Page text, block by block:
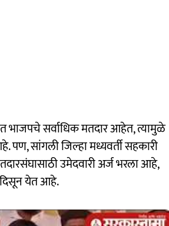
भाजपचे सर्वाधिक मतदार आहेत, त्यामुळे
पण, सांगली जिल्हा मध्यवर्ती सहकारी
उमेदवारी अर्ज भरला आहे,
येत आहे.